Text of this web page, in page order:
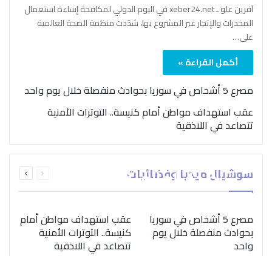
آفرين علو ـ xeber24.net في اليوم الدولي لمكافحة إساءة استعمال
المخدرات والإتجار غير المشروع بها، شدّدت منظمة الصحة العالمية
على…
أكمل القراءة »
مصرع 5 أشخاص في سوريا بحوادث منفصلة خلال يوم واحد
عقب استهداف مواطن أمام كنيسة.. التوترات الأمنية
تتصاعد في اللاذقية
سوشيال ميديا وفضائيات الصفحةالصفحة
بمناسبة اليوم الدولي..
“الصحة العالمية” تؤكد
ضرورة اتباع نهج متكامل
لمواجهة إدمان المخدرات
مصرع 5 أشخاص في سوريا
بحوادث منفصلة خلال يوم
واحد
عقب استهداف مواطن أمام
كنيسة.. التوترات الأمنية
تتصاعد في اللاذقية